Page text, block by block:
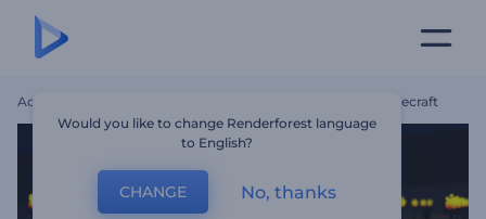
Accueil Un Monde Magique Dans Le Style De Minecraft
Would you like to change Renderforest language
to English?
CHANGE No, thanks